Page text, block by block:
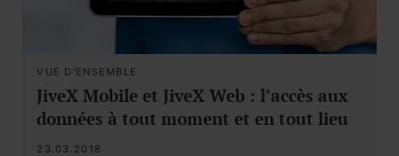
VUE D'ENSEMBLE
JiveX Mobile et JiveX Web : l’accès aux
données à tout moment et en tout lieu
23.03.2018